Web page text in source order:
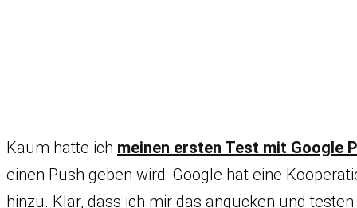
Kaum hatte ich meinen ersten Test mit Google
einen Push geben wird: Google hat eine
hinzu. Klar, dass ich mir das angucken und